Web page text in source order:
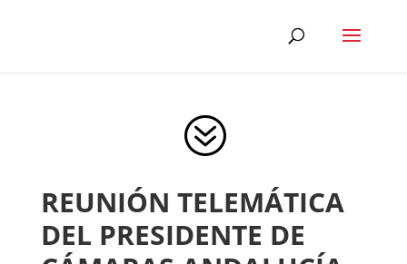
?
REUNIÓN TELEMÁTICA
DEL PRESIDENTE DE